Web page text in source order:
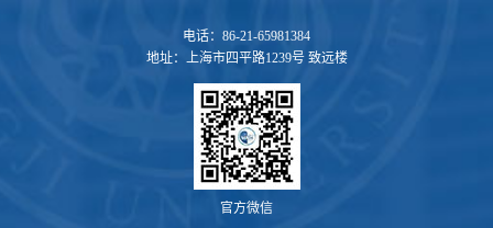
电话：86-21-65981384
地址：上海市四平路1239号 致远楼
官方微信